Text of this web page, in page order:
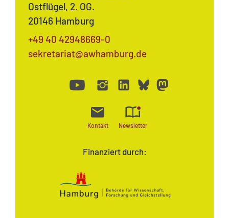
Finanziert durch:
Ostflügel, 2. OG.
20146 Hamburg
+49 40 42948669-0
sekretariat@awhamburg.de
Kontakt Newsletter